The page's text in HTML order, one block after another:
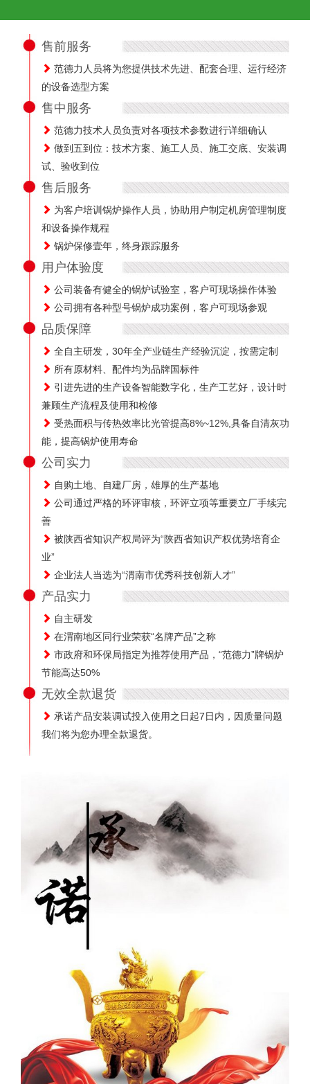
售前服务
范德力人员将为您提供技术先进、配套合理、运行经济
的设备选型方案
售中服务
范德力技术人员负责对各项技术参数进行详细确认
做到五到位：技术方案、施工人员、施工交底、安装调
试、验收到位
售后服务
为客户培训锅炉操作人员，协助用户制定机房管理制度
和设备操作规程
锅炉保修壹年，终身跟踪服务
用户体验度
公司装备有健全的锅炉试验室，客户可现场操作体验
公司拥有各种型号锅炉成功案例，客户可现场参观
品质保障
全自主研发，30年全产业链生产经验沉淀，按需定制
所有原材料、配件均为品牌国标件
引进先进的生产设备智能数字化，生产工艺好，设计时
兼顾生产流程及使用和检修
受热面积与传热效率比光管提高8%~12%,具备自清灰功
能，提高锅炉使用寿命
公司实力
自购土地、自建厂房，雄厚的生产基地
公司通过严格的环评审核，环评立项等重要立厂手续完
善
被陕西省知识产权局评为“陕西省知识产权优势培育企
业”
企业法人当选为“渭南市优秀科技创新人才”
产品实力
自主研发
在渭南地区同行业荣获“名牌产品”之称
市政府和环保局指定为推荐使用产品，“范德力”牌锅炉
节能高达50%
无效全款退货
承诺产品安装调试投入使用之日起7日内，因质量问题
我们将为您办理全款退货。